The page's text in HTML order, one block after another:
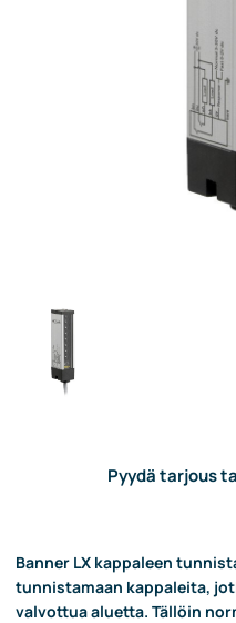
Pyydä tarjous
Banner LX kappaleen
tunnistamaan kappaleita,
valvottua aluetta. Tällöin